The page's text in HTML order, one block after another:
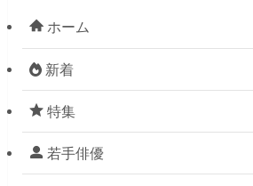
ホーム
新着
特集
若手俳優